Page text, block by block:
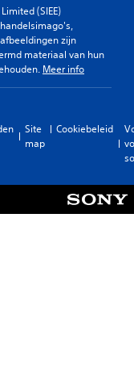
(SIEE)
zijn
materiaal van hun
Meer info
Site
map
Cookiebeleid